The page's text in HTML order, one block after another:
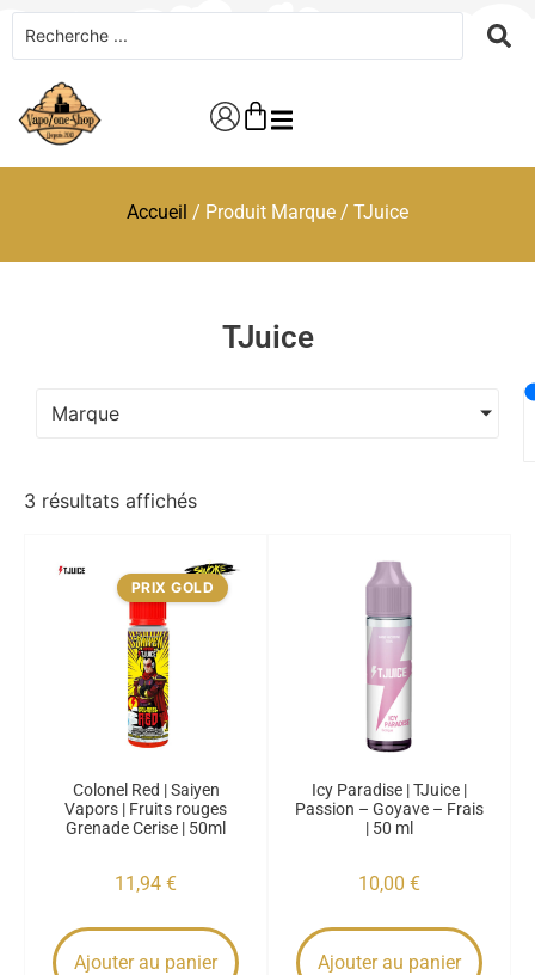
Accueil / Produit Marque / TJuice
TJuice
Marque
3 résultats affichés
PRIX GOLD
Colonel Red | Saiyen
Vapors | Fruits rouges
Grenade Cerise | 50ml
11,94 €
Ajouter au panier
Icy Paradise | TJuice |
Passion – Goyave – Frais
| 50 ml
10,00 €
Ajouter au panier